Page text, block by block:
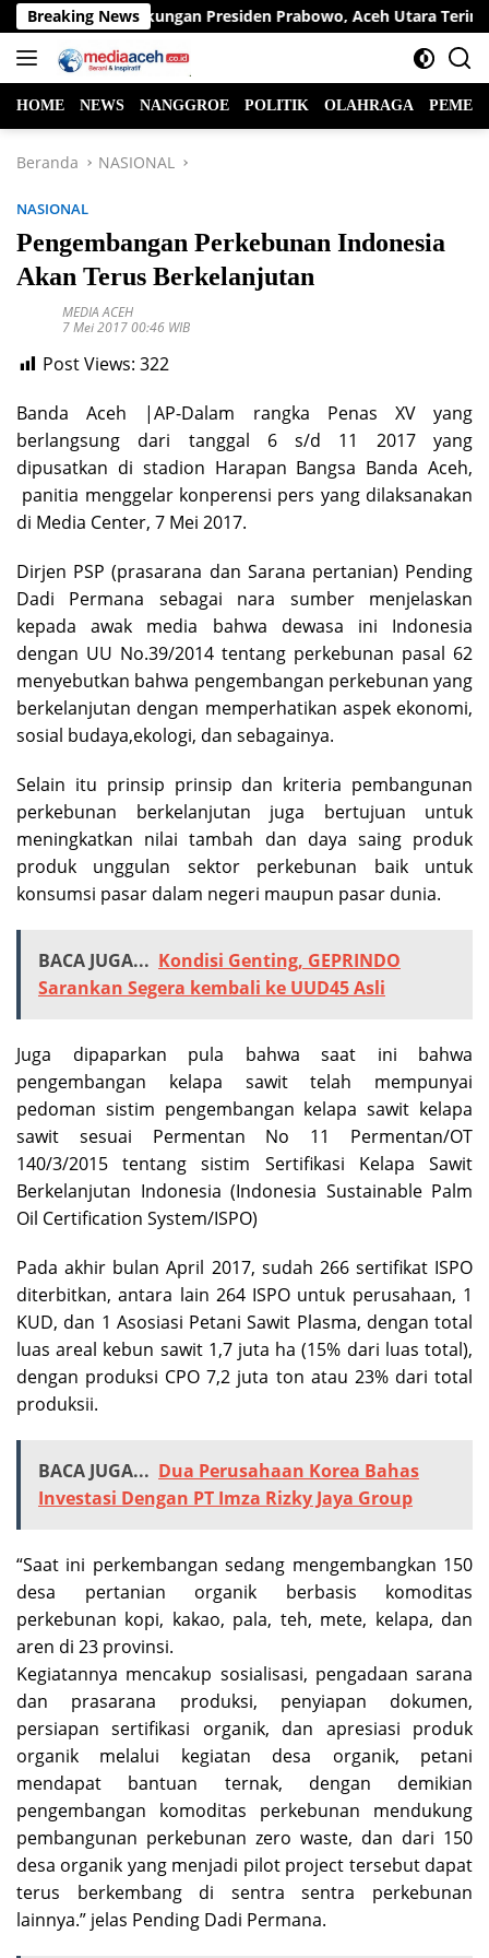
Langsung
ke
konten
Breaking News
Dukungan Presiden Prabowo, Aceh Utara Terima
HOME NEWS NANGGROE POLITIK OLAHRAGA
Beranda NASIONAL
NASIONAL
Pengembangan Perkebunan Indonesia
Akan Terus Berkelanjutan
MEDIA ACEH
7 Mei 2017 00:46 WIB
Post Views: 322
Banda Aceh |AP-Dalam rangka Penas XV yang
berlangsung dari tanggal 6 s/d 11 2017 yang
dipusatkan di stadion Harapan Bangsa Banda Aceh,
panitia menggelar konperensi pers yang dilaksanakan
di Media Center, 7 Mei 2017.
Dirjen PSP (prasarana dan Sarana pertanian) Pending
Dadi Permana sebagai nara sumber menjelaskan
kepada awak media bahwa dewasa ini Indonesia
dengan UU No.39/2014 tentang perkebunan pasal 62
menyebutkan bahwa pengembangan perkebunan yang
berkelanjutan dengan memperhatikan aspek ekonomi,
sosial budaya,ekologi, dan sebagainya.
Selain itu prinsip prinsip dan kriteria pembangunan
perkebunan berkelanjutan juga bertujuan untuk
meningkatkan nilai tambah dan daya saing produk
produk unggulan sektor perkebunan baik untuk
konsumsi pasar dalam negeri maupun pasar dunia.
BACA JUGA... Kondisi Genting, GEPRINDO
Sarankan Segera kembali ke UUD45 Asli
Juga dipaparkan pula bahwa saat ini bahwa
pengembangan kelapa sawit telah mempunyai
pedoman sistim pengembangan kelapa sawit kelapa
sawit sesuai Permentan No 11 Permentan/OT
140/3/2015 tentang sistim Sertifikasi Kelapa Sawit
Berkelanjutan Indonesia (Indonesia Sustainable Palm
Oil Certification System/ISPO)
Pada akhir bulan April 2017, sudah 266 sertifikat ISPO
diterbitkan, antara lain 264 ISPO untuk perusahaan, 1
KUD, dan 1 Asosiasi Petani Sawit Plasma, dengan total
luas areal kebun sawit 1,7 juta ha (15% dari luas total),
dengan produksi CPO 7,2 juta ton atau 23% dari total
produksii.
BACA JUGA... Dua Perusahaan Korea Bahas
Investasi Dengan PT Imza Rizky Jaya Group
“Saat ini perkembangan sedang mengembangkan 150
desa pertanian organik berbasis komoditas
perkebunan kopi, kakao, pala, teh, mete, kelapa, dan
aren di 23 provinsi.
Kegiatannya mencakup sosialisasi, pengadaan sarana
dan prasarana produksi, penyiapan dokumen,
persiapan sertifikasi organik, dan apresiasi produk
organik melalui kegiatan desa organik, petani
mendapat bantuan ternak, dengan demikian
pengembangan komoditas perkebunan mendukung
pembangunan perkebunan zero waste, dan dari 150
desa organik yang menjadi pilot project tersebut dapat
terus berkembang di sentra sentra perkebunan
lainnya.” jelas Pending Dadi Permana.